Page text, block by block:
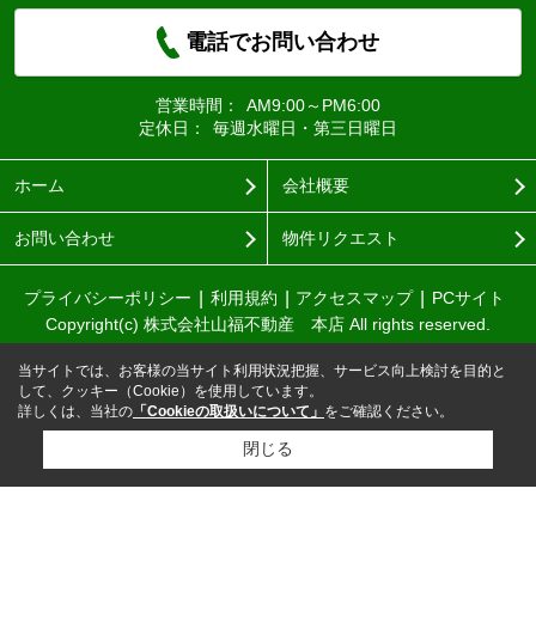
電話でお問い合わせ
営業時間：
AM9:00～PM6:00
定休日：
毎週水曜日・第三日曜日
ホーム 会社概要
お問い合わせ 物件リクエスト
プライバシーポリシー 利用規約 アクセスマップ
PCサイト
Copyright(c) 株式会社山福不動産 本店 All rights reserved.
当サイトでは、お客様の当サイト利用状況把握、サービス向上検討を目的と
して、クッキー（Cookie）を使用しています。
詳しくは、当社の 「Cookieの取扱いについて」 をご確認ください。
閉じる